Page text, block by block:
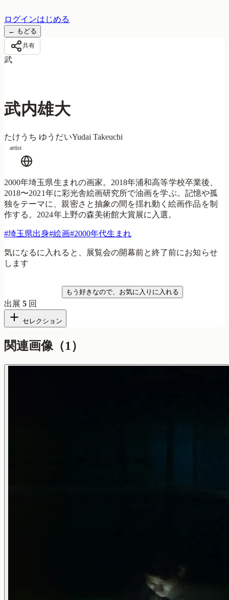
ログインはじめる
← もどる
共有
武
武内雄大
たけうち ゆうだいYudai Takeuchi
artist
2000年埼玉県生まれの画家。2018年浦和高等学校卒業後、
2018〜2021年に彩光舎絵画研究所で油画を学ぶ。記憶や孤
独をテーマに、親密さと抽象の間を揺れ動く絵画作品を制
作する。2024年上野の森美術館大賞展に入選。
#埼玉県出身#絵画#2000年代生まれ
気になるに入れると、展覧会の開幕前と終了前にお知らせ
します
もう好きなので、お気に入りに入れる
出展5 回
セレクション
関連画像（1）